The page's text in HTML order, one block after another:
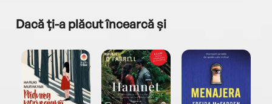
Dacă ți-a plăcut încearcă și